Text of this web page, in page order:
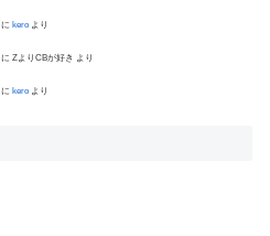
に kero より
に ZよりCBが好き より
に kero より